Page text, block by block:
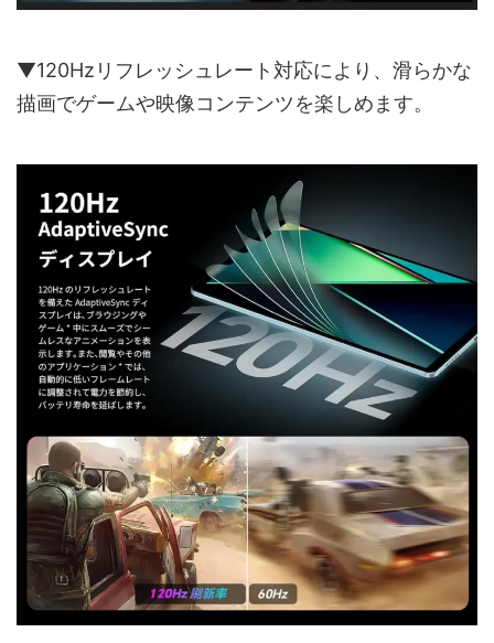
▼120Hzリフレッシュレート対応により、滑らかな
描画でゲームや映像コンテンツを楽しめます。